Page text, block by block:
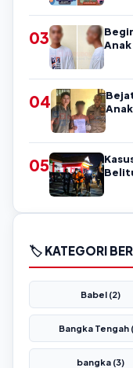
03
04
05
🏷️ KATEGORI
Babel (2)
Bangka Tengah
bangka (3)